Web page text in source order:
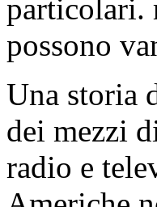
particolari.
possono
Una storia
dei mezzi
radio e